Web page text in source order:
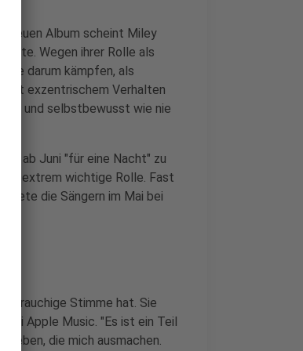
neuen Album scheint Miley
Wegen ihrer Rolle als
darum kämpfen, als
mit exzentrischem Verhalten
und selbstbewusst wie nie
ab Juni "für eine Nacht" zu
extrem wichtige Rolle. Fast
die Sängern im Mai bei
rauchige Stimme hat. Sie
Apple Music. "Es ist ein Teil
die mich ausmachen.